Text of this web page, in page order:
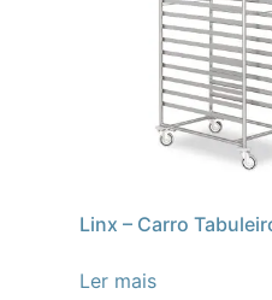
Linx – Carro
Ler mais